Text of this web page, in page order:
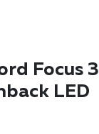
Focus 3
LED